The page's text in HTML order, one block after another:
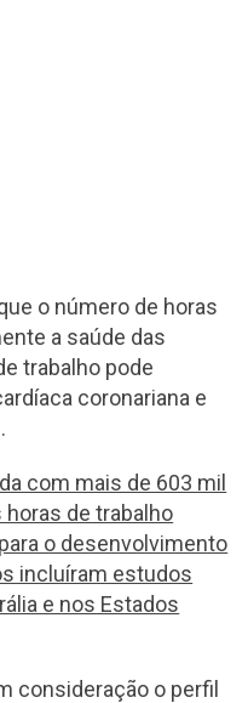
o número de horas
a saúde das
trabalho pode
coronariana e
com mais de 603 mil
de trabalho
o desenvolvimento
incluíram estudos
e nos Estados
consideração o perfil